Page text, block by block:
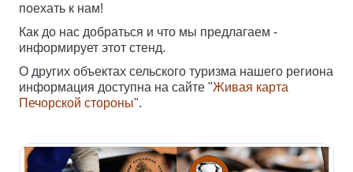
поехать к нам!
Как до нас добраться и что мы предлагаем -
информирует этот стенд.
О других объектах сельского туризма нашего региона
информация доступна на сайте "Живая карта
Печорской стороны".